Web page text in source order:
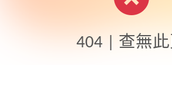
404 | 查無此